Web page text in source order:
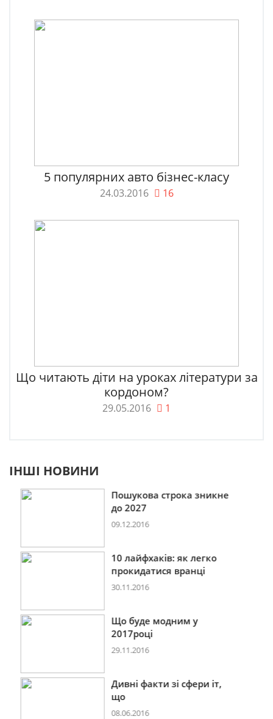
5 популярних авто бізнес-класу
24.03.2016 16
Що читають діти на уроках літератури за
кордоном?
29.05.2016 1
ІНШІ НОВИНИ
Пошукова строка зникне
до 2027
09.12.2016
10 лайфхаків: як легко
прокидатися вранці
30.11.2016
Що буде модним у
2017році
29.11.2016
Дивні факти зі сфери іт,
що
08.06.2016